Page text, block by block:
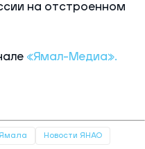
на отстроенном
«Ямал-Медиа».
Новости ЯНАО